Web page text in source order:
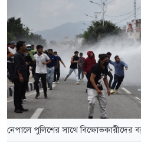
নেপালে পুলিশের সাথে বিক্ষোভকারীদের